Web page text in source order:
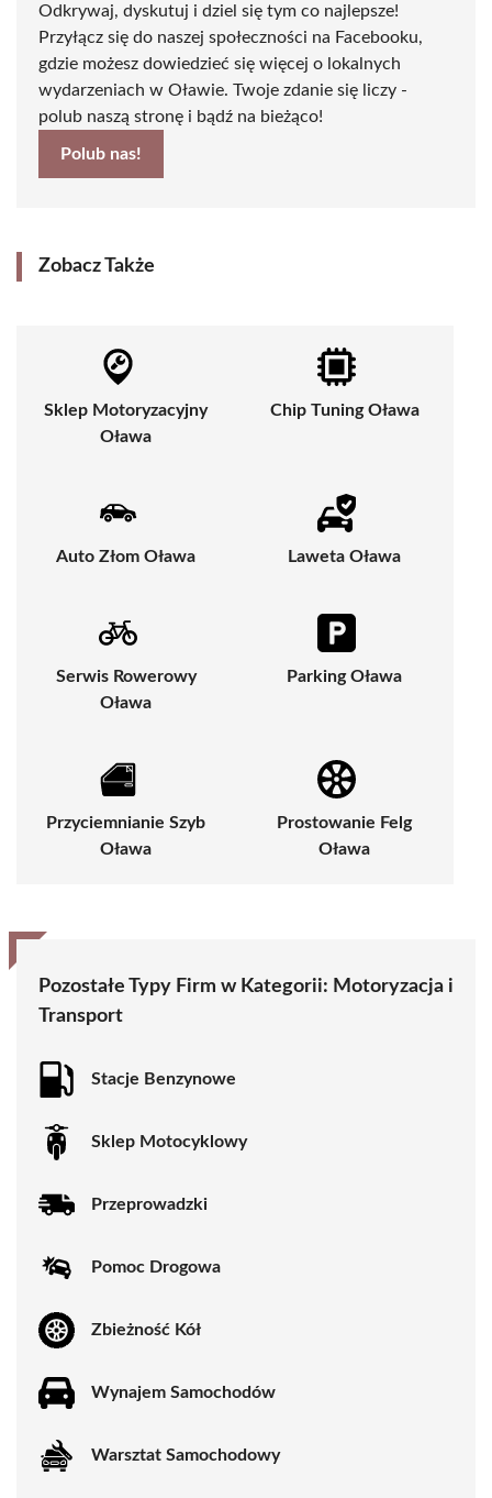
Odkrywaj, dyskutuj i dziel się tym co najlepsze!
Przyłącz się do naszej społeczności na Facebooku,
gdzie możesz dowiedzieć się więcej o lokalnych
wydarzeniach w Oławie. Twoje zdanie się liczy -
polub naszą stronę i bądź na bieżąco!
Polub nas!
Zobacz Także
Sklep Motoryzacyjny
Oława
Chip Tuning Oława
Auto Złom Oława Laweta Oława
Serwis Rowerowy
Oława
Parking Oława
Przyciemnianie Szyb
Oława
Prostowanie Felg
Oława
Pozostałe Typy Firm w Kategorii: Motoryzacja i
Transport
Stacje Benzynowe
Sklep Motocyklowy
Przeprowadzki
Pomoc Drogowa
Zbieżność Kół
Wynajem Samochodów
Warsztat Samochodowy